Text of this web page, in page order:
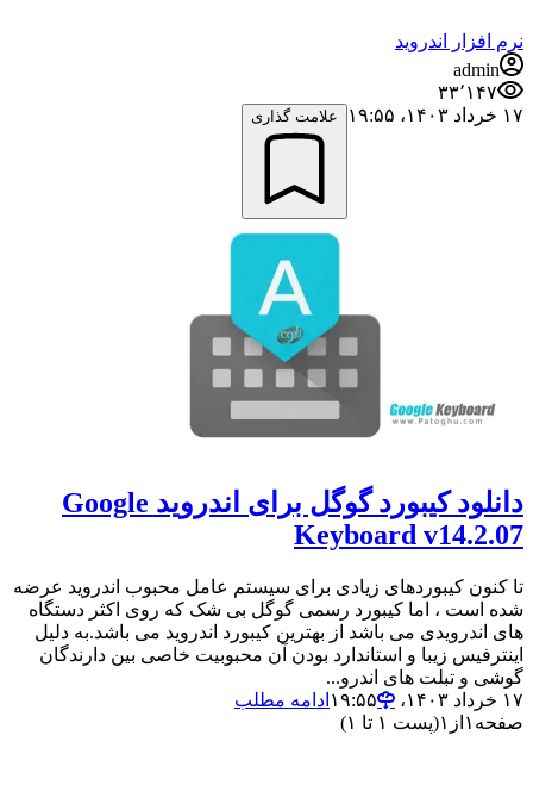
نرم افزار اندروید
admin
۳۳٬۱۴۷
۱۷ خرداد ۱۴۰۳،‏ ۱۹:۵۵
علامت گذاری
دانلود کیبورد گوگل برای اندروید Google
Keyboard v14.2.07
تا کنون کیبوردهای زیادی برای سیستم عامل محبوب اندروید عرضه
شده است ، اما کیبورد رسمی گوگل بی شک که روی اکثر دستگاه
های اندرویدی می باشد از بهترین کیبورد اندروید می باشد.به دلیل
اینترفیس زیبا و استاندارد بودن آن محبوبیت خاصی بین دارندگان
گوشی و تبلت های اندرو...
۱۷ خرداد ۱۴۰۳،‏ ۱۹:۵۵
ادامه مطلب
صفحه ۱ از ۱(پست ۱ تا ۱)